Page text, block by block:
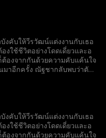
ต่ในครั้งนี้ ณัฐชาตัดสินใจใหม่
เริ่มต้นชีวิตใหม่อีกครั้ง
งคับให้วีรวัฒน์แต่งงานกับเธอ
งใช้ชีวิตอย่างโดดเดี่ยวและอ
องจากกันด้วยความคับแค้นใจ
มาอีกครั้ง ณัฐชากลับพบว่าตัว
ต่ในครั้งนี้ ณัฐชาตัดสินใจใหม่
เริ่มต้นชีวิตใหม่อีกครั้ง
งคับให้วีรวัฒน์แต่งงานกับเธอ
งใช้ชีวิตอย่างโดดเดี่ยวและอ
องจากกันด้วยความคับแค้นใจ